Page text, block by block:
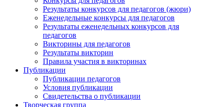
построения занятия – тематический, вид занятия –
интегрированное.Предварительная работа: чтение
произведений Чуковского, беседа об их героях, заучивание
отрывков наизусть, приготовление портретов героев сказок
Чуковского, рассматривание иллюстраций к ним.Цель: путем
интеграции образовательных областей добиться
художественно-творческого воплощения результата
совместной деятельности детей и педагогов.Задачи:-
продолжать формировать коммуникативные качества
личности при выполнении коллективной творческой работы;-
добиться эмоциональной вовлеченности детей в проблему;
-обучать дошкольников вокально-речевым умениям.Методы и
Результаты конкурсов для педагогов (жюри)
Еженедельные конкурсы для педагогов
Результаты еженедельных конкурсов для
педагогов
Викторины для педагогов
Результаты викторин
Правила участия в викторинах
Публикации
Публикации педагогов
Условия публикации
Свидетельства о публикации
Творческая группа